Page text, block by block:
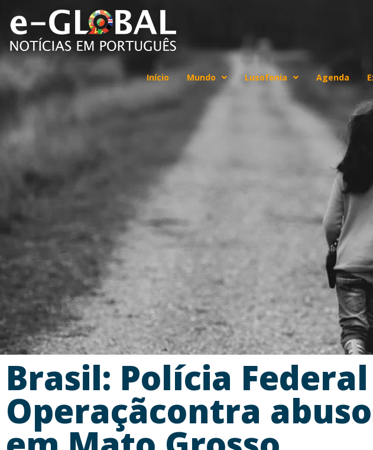
Início Mundo Lusofonia Agenda
Brasil: Polícia
Operaçãcontra